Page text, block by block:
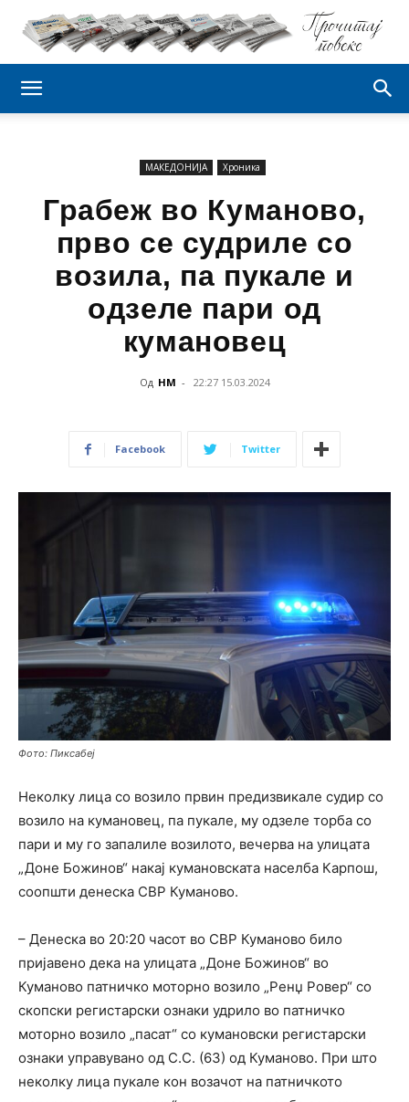
МАКЕДОНИЈА Хроника
Грабеж во Куманово,
прво се судриле со
возила, па пукале и
одзеле пари од
кумановец
Од НМ - 22:27 15.03.2024
Facebook Twitter
Фото: Пиксабеј
Неколку лица со возило првин предизвикале судир со
возило на кумановец, па пукале, му одзеле торба со
пари и му го запалиле возилото, вечерва на улицата
„Доне Божинов“ накај кумановската населба Карпош,
соопшти денеска СВР Куманово.
– Денеска во 20:20 часот во СВР Куманово било
пријавено дека на улицата „Доне Божинов“ во
Куманово патничко моторно возило „Ренџ Ровер“ со
скопски регистарски ознаки удрило во патничко
моторно возило „пасат“ со кумановски регистарски
ознаки управувано од С.С. (63) од Куманово. При што
неколку лица пукале кон возачот на патничкото